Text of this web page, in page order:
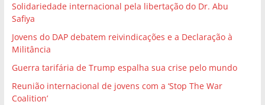
Solidariedade internacional pela libertação do Dr. Abu
Safiya
Jovens do DAP debatem reivindicações e a Declaração à
Militância
Guerra tarifária de Trump espalha sua crise pelo mundo
Reunião internacional de jovens com a ‘Stop The War
Coalition’